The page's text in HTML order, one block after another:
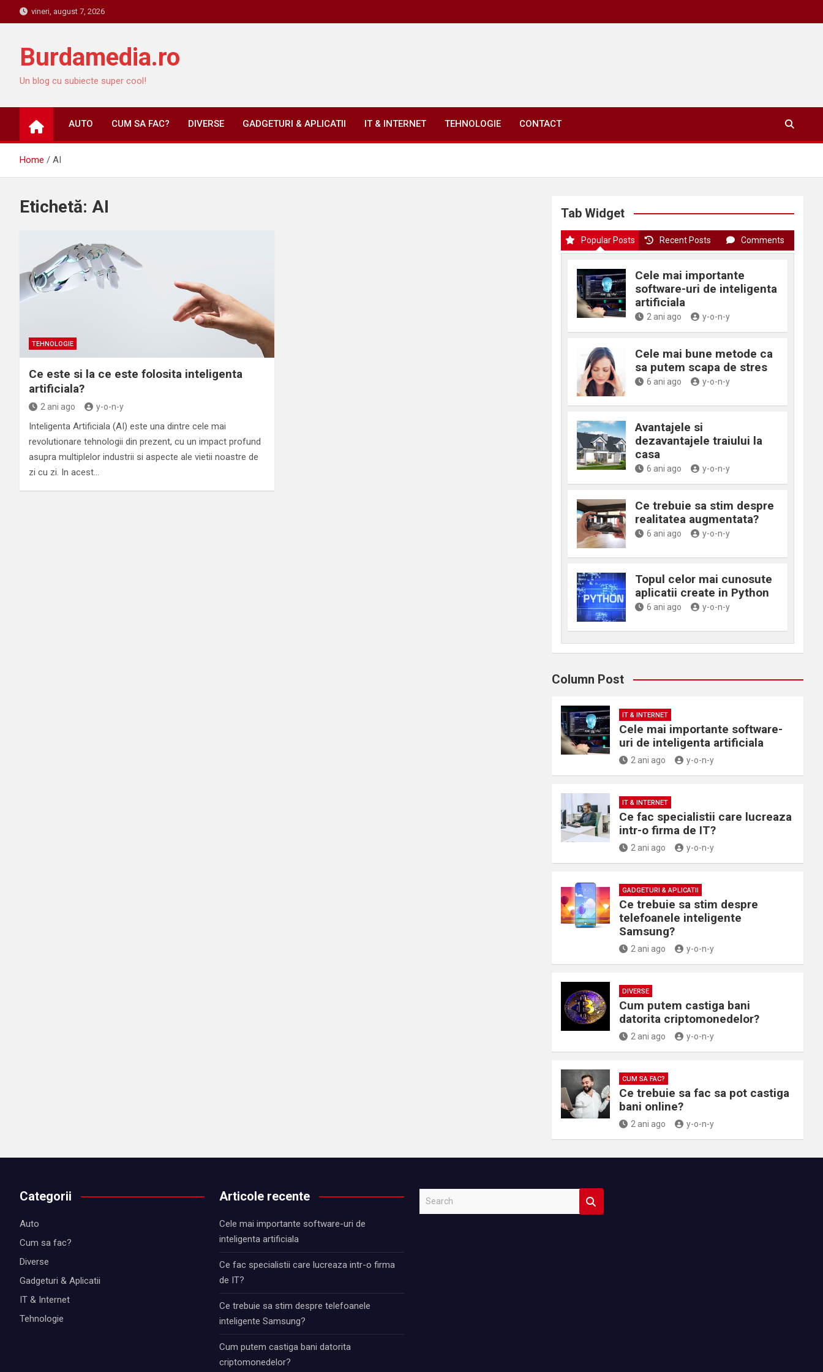
to
vineri, august 7, 2026
Burdamedia.ro
Un blog cu subiecte super cool!
AUTO CUM SA FAC? DIVERSE GADGETURI & APLICATII IT & INTERNET TEHNOLOGIE CONTACT
Home AI
Etichetă: AI
TEHNOLOGIE
Ce este si la ce este folosita inteligenta
artificiala?
2 ani ago y-o-n-y
Inteligenta Artificiala (AI) este una dintre cele mai
revolutionare tehnologii din prezent, cu un impact profund
asupra multiplelor industrii si aspecte ale vietii noastre de
zi cu zi. In acest…
Tab Widget
Popular Posts Recent Posts Comments
Cele mai importante
software-uri de inteligenta
artificiala
2 ani ago y-o-n-y
Cele mai bune metode ca
sa putem scapa de stres
6 ani ago y-o-n-y
Avantajele si
dezavantajele traiului la
casa
6 ani ago y-o-n-y
Ce trebuie sa stim despre
realitatea augmentata?
6 ani ago y-o-n-y
Topul celor mai cunosute
aplicatii create in Python
6 ani ago y-o-n-y
Column Post
IT & INTERNET
Cele mai importante software-
uri de inteligenta artificiala
2 ani ago y-o-n-y
IT & INTERNET
Ce fac specialistii care lucreaza
intr-o firma de IT?
2 ani ago y-o-n-y
GADGETURI & APLICATII
Ce trebuie sa stim despre
telefoanele inteligente
Samsung?
2 ani ago y-o-n-y
DIVERSE
Cum putem castiga bani
datorita criptomonedelor?
2 ani ago y-o-n-y
CUM SA FAC?
Ce trebuie sa fac sa pot castiga
bani online?
2 ani ago y-o-n-y
Categorii
Auto
Cum sa fac?
Diverse
Gadgeturi & Aplicatii
IT & Internet
Tehnologie
Articole recente
Cele mai importante software-uri de
inteligenta artificiala
Ce fac specialistii care lucreaza intr-o firma
de IT?
Ce trebuie sa stim despre telefoanele
inteligente Samsung?
Cum putem castiga bani datorita
criptomonedelor?